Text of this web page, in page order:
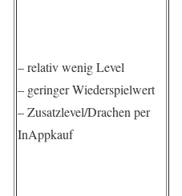
– relativ wenig Level
– geringer Wiederspielwert
– Zusatzlevel/Drachen per
InAppkauf